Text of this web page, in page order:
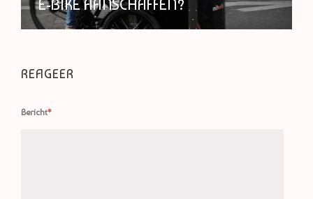
E-BIKE AANSCHAFFEN?
REAGEER
Bericht*